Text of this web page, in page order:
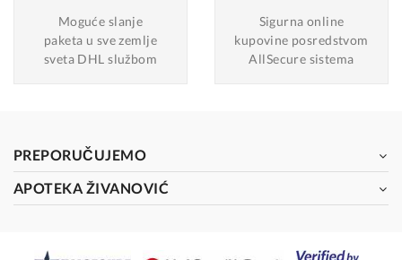
Moguće slanje
paketa u sve zemlje
sveta DHL službom
Sigurna online
kupovine posredstvom
AllSecure sistema
PREPORUČUJEMO
APOTEKA ŽIVANOVIĆ